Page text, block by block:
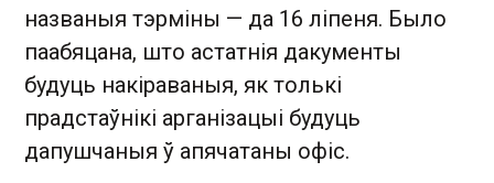
названыя тэрміны — да 16 ліпеня. Было
паабяцана, што астатнія дакументы
будуць накіраваныя, як толькі
прадстаўнікі арганізацыі будуць
дапушчаныя ў апячатаны офіс.